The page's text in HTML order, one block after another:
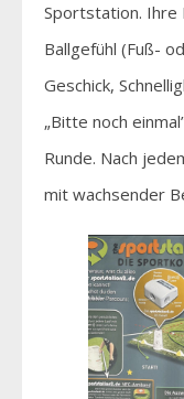
Sportstation. Ihre
Ballgefühl (Fuß-
Geschick,
„Bitte noch
Runde. Nach
mit wachsender